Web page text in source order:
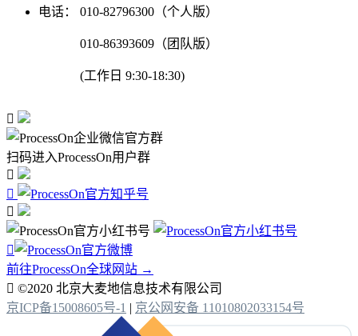
电话：
010-82796300（个人版）
010-86393609（团队版）
(工作日 9:30-18:30)

扫码进入ProcessOn用户群




前往ProcessOn全球网站 →
 ©2020 北京大麦地信息技术有限公司
京ICP备15008605号-1 | 京公网安备 11010802033154号